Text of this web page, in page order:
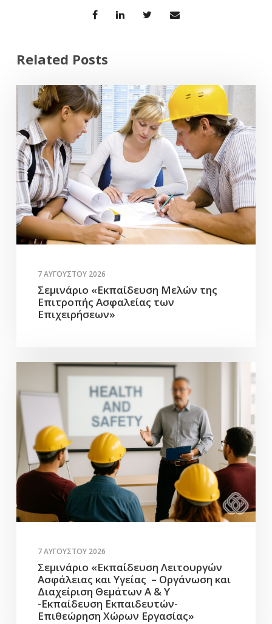
Related Posts
7 ΑΥΓΟΎΣΤΟΥ 2026
Σεμινάριο «Εκπαίδευση Μελών της
Επιτροπής Ασφαλείας των
Επιχειρήσεων»
7 ΑΥΓΟΎΣΤΟΥ 2026
Σεμινάριο «Εκπαίδευση Λειτουργών
Ασφάλειας και Υγείας – Οργάνωση και
Διαχείριση Θεμάτων Α & Υ
-Εκπαίδευση Εκπαιδευτών-
Επιθεώρηση Χώρων Εργασίας»